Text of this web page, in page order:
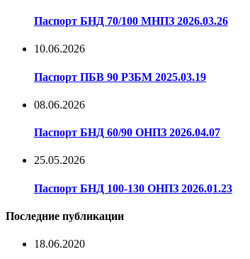
Паспорт БНД 70/100 МНПЗ 2026.03.26
10.06.2026
Паспорт ПБВ 90 РЗБМ 2025.03.19
08.06.2026
Паспорт БНД 60/90 ОНПЗ 2026.04.07
25.05.2026
Паспорт БНД 100-130 ОНПЗ 2026.01.23
Последние публикации
18.06.2020